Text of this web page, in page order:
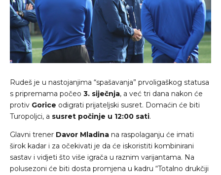
Rudeš je u nastojanjima “spašavanja” prvoligaškog statusa
s pripremama počeo 3. siječnja, a već tri dana nakon će
protiv Gorice odigrati prijateljski susret. Domaćin će biti
Turopoljci, a susret počinje u 12:00 sati.
Glavni trener Davor Mladina na raspolaganju će imati
širok kadar i za očekivati je da će iskoristiti kombinirani
sastav i vidjeti što više igrača u raznim varijantama. Na
polusezoni će biti dosta promjena u kadru “Totalno drukčiji